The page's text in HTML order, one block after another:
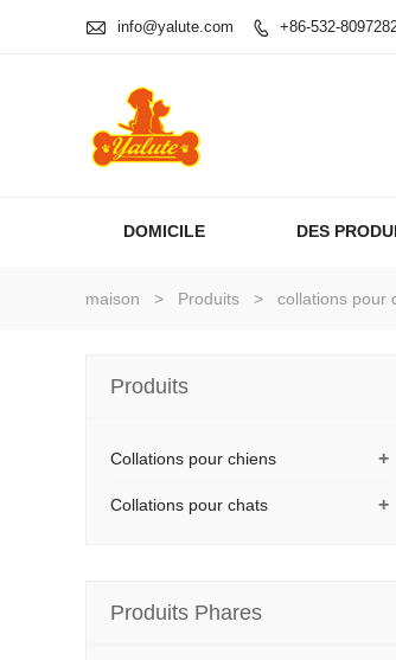
 info@yalute.com  +86-532-
DOMICILE DES
maison > Produits > collations pour
Produits
+
Collations pour chiens
+
Collations pour chats
Produits Phares